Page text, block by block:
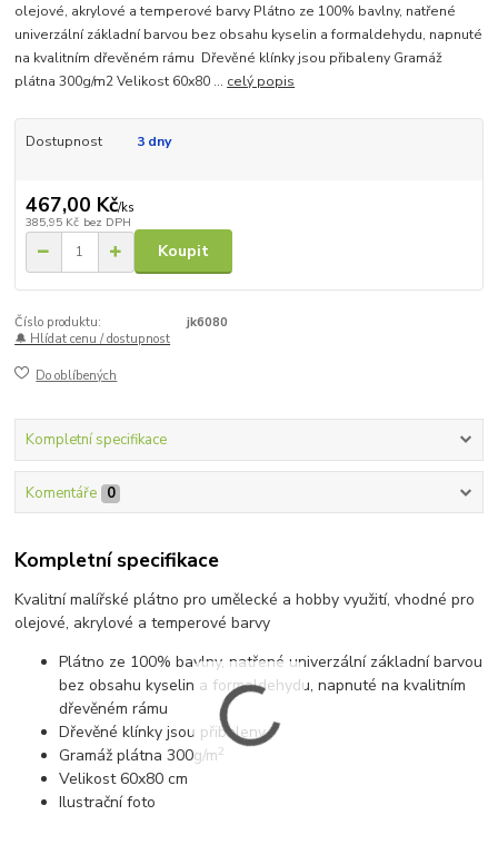
olejové, akrylové a temperové barvy Plátno ze 100% bavlny, natřené
univerzální základní barvou bez obsahu kyselin a formaldehydu, napnuté
na kvalitním dřevěném rámu Dřevěné klínky jsou přibaleny Gramáž
plátna 300g/m2 Velikost 60x80 ... celý popis
Dostupnost 3 dny
467,00 Kč/ks
385,95 Kč bez DPH
Koupit
Číslo produktu:
jk6080
🔔 Hlídat cenu / dostupnost
Do oblíbených
Kompletní specifikace
Komentáře 0
Kompletní specifikace
Kvalitní malířské plátno pro umělecké a hobby využití, vhodné pro
olejové, akrylové a temperové barvy
Plátno ze 100% bavlny, natřené univerzální základní barvou
bez obsahu kyselin a formaldehydu, napnuté na kvalitním
dřevěném rámu
Dřevěné klínky jsou přibaleny
Gramáž plátna 300g/m2
Velikost 60x80 cm
Ilustrační foto